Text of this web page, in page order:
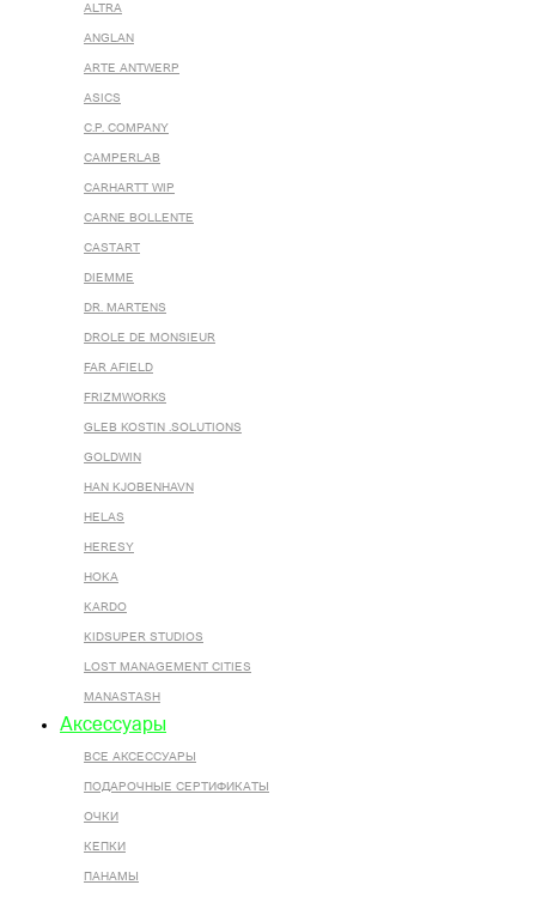
ALTRA
ANGLAN
ARTE ANTWERP
ASICS
C.P. COMPANY
CAMPERLAB
CARHARTT WIP
CARNE BOLLENTE
CASTART
DIEMME
DR. MARTENS
DROLE DE MONSIEUR
FAR AFIELD
FRIZMWORKS
GLEB KOSTIN .SOLUTIONS
GOLDWIN
HAN KJOBENHAVN
HELAS
HERESY
HOKA
KARDO
KIDSUPER STUDIOS
LOST MANAGEMENT CITIES
MANASTASH
Аксессуары
ВСЕ AКСЕССУАРЫ
ПОДАРОЧНЫЕ СЕРТИФИКАТЫ
ОЧКИ
КЕПКИ
ПАНАМЫ